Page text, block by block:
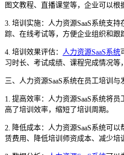
图文教程、直播课堂等，企业可以根
3. 培训实施：人力资源SaaS系统支
踪、在线考试等，方便企业组织和跟
4. 培训效果评估： 人力资源SaaS系统
习时长、考试成绩、课程完成情况等
三、人力资源SaaS系统在员工培训与
1. 提高效率：人力资源SaaS系统将
高了培训效率，缩短了培训周期。
2. 降低成本：人力资源SaaS系统可
赁费用、降低培训师资成本、减少培